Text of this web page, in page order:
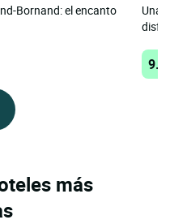
Bornand: el encanto
Una
más